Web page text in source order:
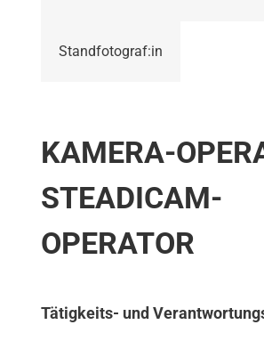
Standfotograf:in
KAMERA-
STEADICAM-
OPERATOR
Tätigkeits- und